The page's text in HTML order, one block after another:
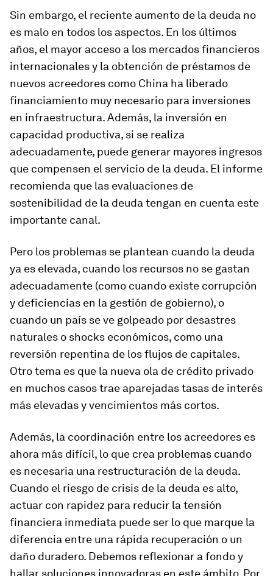
Sin embargo, el reciente aumento de la deuda no
es malo en todos los aspectos. En los últimos
años, el mayor acceso a los mercados financieros
internacionales y la obtención de préstamos de
nuevos acreedores como China ha liberado
financiamiento muy necesario para inversiones
en infraestructura. Además, la inversión en
capacidad productiva, si se realiza
adecuadamente, puede generar mayores ingresos
que compensen el servicio de la deuda. El informe
recomienda que las evaluaciones de
sostenibilidad de la deuda tengan en cuenta este
importante canal.
Pero los problemas se plantean cuando la deuda
ya es elevada, cuando los recursos no se gastan
adecuadamente (como cuando existe corrupción
y deficiencias en la gestión de gobierno), o
cuando un país se ve golpeado por desastres
naturales o shocks económicos, como una
reversión repentina de los flujos de capitales.
Otro tema es que la nueva ola de crédito privado
en muchos casos trae aparejadas tasas de interés
más elevadas y vencimientos más cortos.
Además, la coordinación entre los acreedores es
ahora más difícil, lo que crea problemas cuando
es necesaria una restructuración de la deuda.
Cuando el riesgo de crisis de la deuda es alto,
actuar con rapidez para reducir la tensión
financiera inmediata puede ser lo que marque la
diferencia entre una rápida recuperación o un
daño duradero. Debemos reflexionar a fondo y